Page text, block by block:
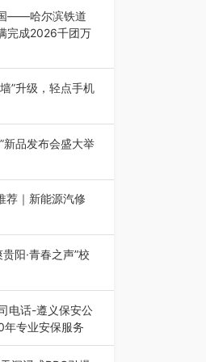
，成…
——哈尔滨铁道
完成2026千团万
国行”大学生暑
普…
”升级，轻点手机
役军人事务厅指
贵州广电…
新品发布会盛大举
口价·超极放心
…
荐｜新能源汽修
200至300分数段
汽车…
阳·青春之声”校
爽爽贵阳·青春之
活动…
电话-遵义保安公
专业安保服务
区物业管理、建